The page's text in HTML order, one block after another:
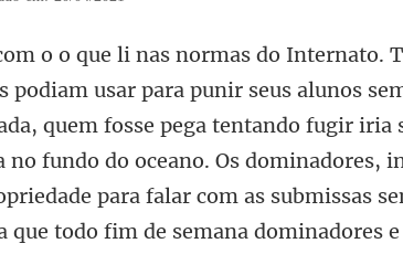
tando fugir iria
no fundo do oceano. Os dominadores,
para falar com as submissas